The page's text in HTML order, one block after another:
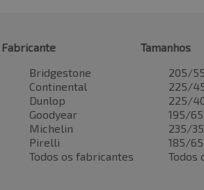
Fabricante
Bridgestone
Continental
Dunlop
Goodyear
Michelin
Pirelli
Todos os fabricantes
Tamanhos
205/
225/
225/
195/65
235/35
185/65
Todos